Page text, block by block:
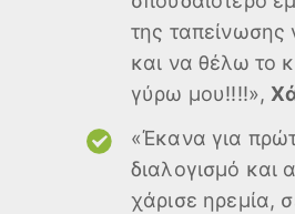
της
και να θέλω το
γύρω μου!!!!»,
«Έκανα για
διαλογισμό και
χάρισε ηρεμία,